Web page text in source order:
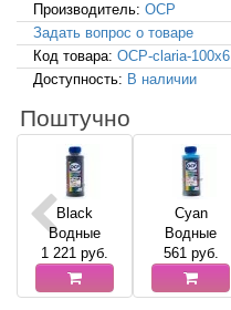
Производитель: OCP
Задать вопрос о товаре
Код товара: OCP-claria-100x6
Доступность: В наличии
Поштучно
Black
Водные
1 221 руб.
Cyan
Водные
561руб.